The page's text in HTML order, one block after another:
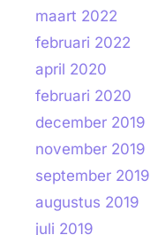
maart 2022
februari 2022
april 2020
februari 2020
december 2019
november 2019
september 2019
augustus 2019
juli 2019